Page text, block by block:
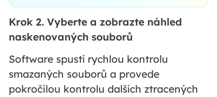
Krok 2. Vyberte a zobrazte náhled
naskenovaných souborů
Software spustí rychlou kontrolu
smazaných souborů a provede
pokročilou kontrolu dalších ztracených